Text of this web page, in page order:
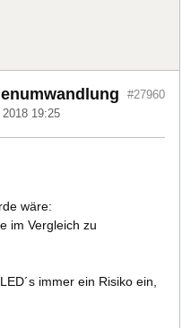
19:25
#27960
wäre:
im Vergleich zu
immer ein Risiko ein,